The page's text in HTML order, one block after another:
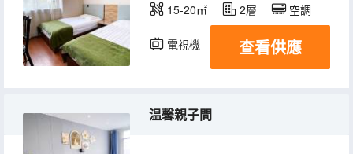
15-20㎡ 2層 空調
電視機 查看供應
温馨親子間